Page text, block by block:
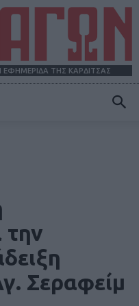
ΤΗΣ ΚΑΡΔΙΤΣΑΣ
την
Σεραφείμ